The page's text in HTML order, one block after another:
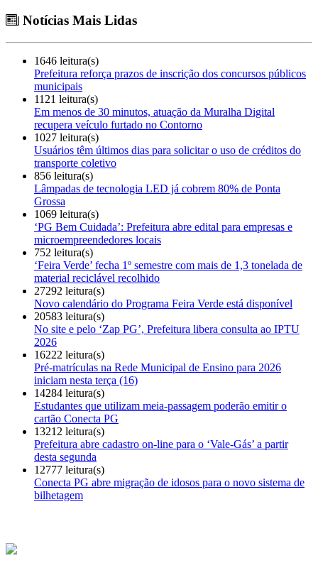
Notícias Mais Lidas
1646 leitura(s)
Prefeitura reforça prazos de inscrição dos concursos públicos
municipais
1121 leitura(s)
Em menos de 30 minutos, atuação da Muralha Digital
recupera veículo furtado no Contorno
1027 leitura(s)
Usuários têm últimos dias para solicitar o uso de créditos do
transporte coletivo
856 leitura(s)
Lâmpadas de tecnologia LED já cobrem 80% de Ponta
Grossa
1069 leitura(s)
‘PG Bem Cuidada’: Prefeitura abre edital para empresas e
microempreendedores locais
752 leitura(s)
‘Feira Verde’ fecha 1º semestre com mais de 1,3 tonelada de
material reciclável recolhido
27292 leitura(s)
Novo calendário do Programa Feira Verde está disponível
20583 leitura(s)
No site e pelo ‘Zap PG’, Prefeitura libera consulta ao IPTU
2026
16222 leitura(s)
Pré-matrículas na Rede Municipal de Ensino para 2026
iniciam nesta terça (16)
14284 leitura(s)
Estudantes que utilizam meia-passagem poderão emitir o
cartão Conecta PG
13212 leitura(s)
Prefeitura abre cadastro on-line para o ‘Vale-Gás’ a partir
desta segunda
12777 leitura(s)
Conecta PG abre migração de idosos para o novo sistema de
bilhetagem